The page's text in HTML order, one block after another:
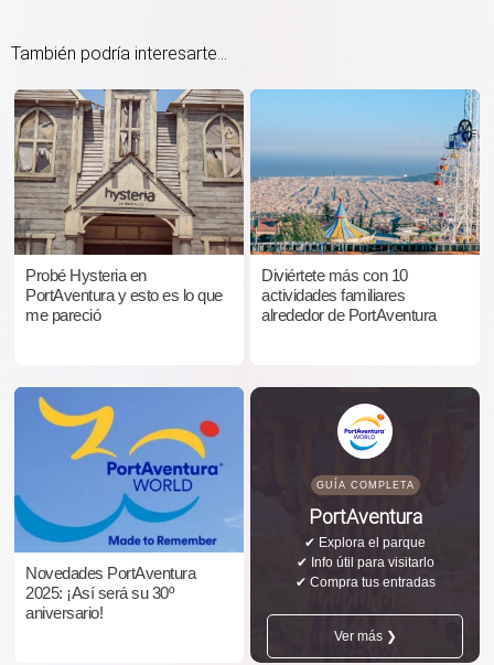
También podría interesarte...
Probé Hysteria en
PortAventura y esto es lo que
me pareció
Diviértete más con 10
actividades familiares
alrededor de PortAventura
Novedades PortAventura
2025: ¡Así será su 30º
aniversario!
GUÍA COMPLETA
PortAventura
✔ Explora el parque
✔ Info útil para visitarlo
✔ Compra tus entradas
Ver más ❯